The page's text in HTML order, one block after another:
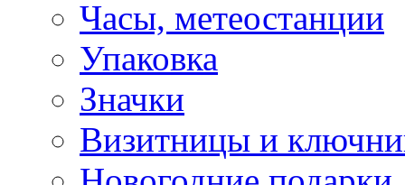
Часы, метеостанции
Упаковка
Значки
Визитницы и